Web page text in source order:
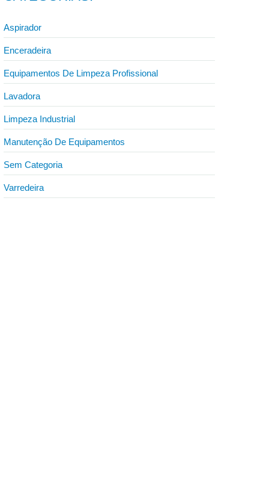
Aspirador
Enceradeira
Equipamentos De Limpeza Profissional
Lavadora
Limpeza Industrial
Manutenção De Equipamentos
Sem Categoria
Varredeira